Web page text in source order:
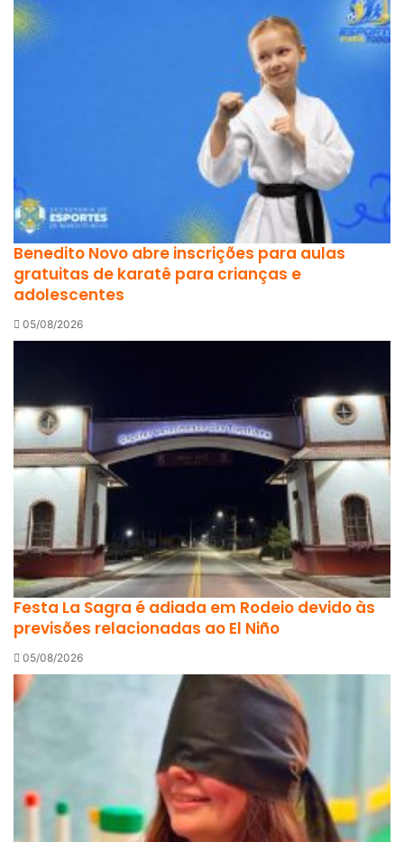
Benedito Novo abre inscrições para aulas
gratuitas de karatê para crianças e
adolescentes
05/08/2026
Festa La Sagra é adiada em Rodeio devido às
previsões relacionadas ao El Niño
05/08/2026